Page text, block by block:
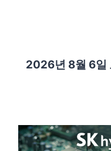
2026년 8월 6